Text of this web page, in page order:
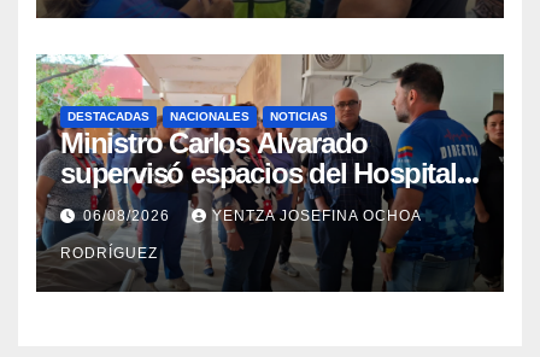
DESTACADAS NACIONALES NOTICIAS
Ministro Carlos Alvarado
supervisó espacios del Hospital
Dermatológico Dr. Martín Vegas
en La Guaira
06/08/2026 YENTZA JOSEFINA OCHOA
RODRÍGUEZ